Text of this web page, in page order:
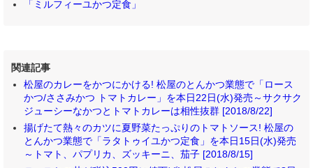
「ミルフィーユかつ定食」
関連記事
松屋のカレーをかつにかける! 松屋のとんかつ業態で「ロース
かつ/ささみかつ トマトカレー」を本日22日(水)発売～サクサク
ジューシーなかつとトマトカレーは相性抜群 [2018/8/22]
揚げたて熱々のカツに夏野菜たっぷりのトマトソース! 松屋の
とんかつ業態で「ラタトゥイユかつ定食」を本日15日(水)発売
～トマト、パプリカ、ズッキーニ、茄子 [2018/8/15]